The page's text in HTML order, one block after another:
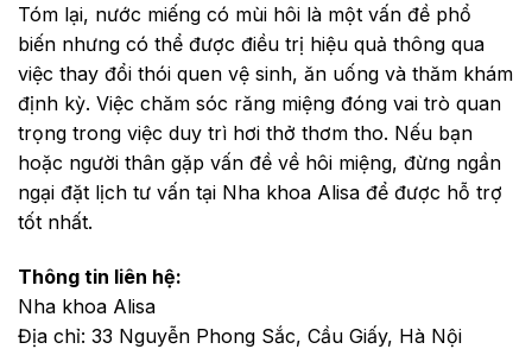
Tóm lại, nước miếng có mùi hôi là một vấn đề phổ
biến nhưng có thể được điều trị hiệu quả thông qua
việc thay đổi thói quen vệ sinh, ăn uống và thăm khám
định kỳ. Việc chăm sóc răng miệng đóng vai trò quan
trọng trong việc duy trì hơi thở thơm tho. Nếu bạn
hoặc người thân gặp vấn đề về hôi miệng, đừng ngần
ngại đặt lịch tư vấn tại Nha khoa Alisa để được hỗ trợ
tốt nhất.
Thông tin liên hệ:
Nha khoa Alisa
Địa chỉ: 33 Nguyễn Phong Sắc, Cầu Giấy, Hà Nội